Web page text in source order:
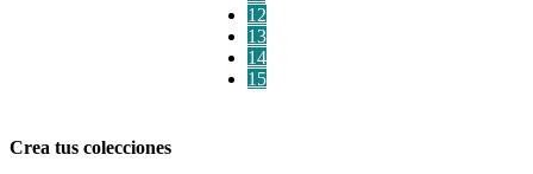
12
13
14
15
Crea tus colecciones